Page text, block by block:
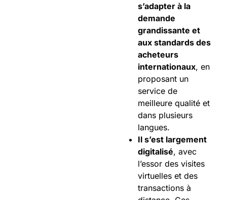
s’adapter à la
demande
grandissante et
aux standards des
acheteurs
internationaux, en
proposant un
service de
meilleure qualité et
dans plusieurs
langues.
Il s’est largement
digitalisé, avec
l’essor des visites
virtuelles et des
transactions à